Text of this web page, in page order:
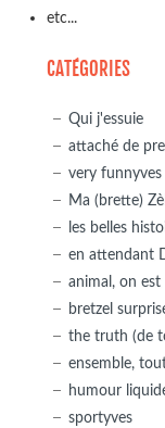
etc...
CATÉGORIES
Qui j'essuie
attaché de
very funnyves
Ma (brette)
les belles
en attendant
animal, on est
bretzel
the truth (de
ensemble,
humour
sportyves